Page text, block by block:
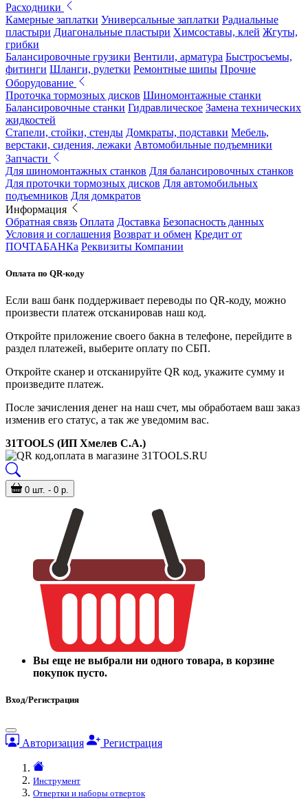
Расходники
Камерные заплатки Универсальные заплатки Радиальные
пластыри Диагональные пластыри Химсоставы, клей Жгуты,
грибки
Балансировочные грузики Вентили, арматура Быстросъемы,
фитинги Шланги, рулетки Ремонтные шипы Прочие
Оборудование
Проточка тормозных дисков Шиномонтажные станки
Балансировочные станки Гидравлическое Замена технических
жидкостей
Стапели, стойки, стенды Домкраты, подставки Мебель,
верстаки, сидения, лежаки Автомобильные подъемники
Запчасти
Для шиномонтажных станков Для балансировочных станков
Для проточки тормозных дисков Для автомобильных
подъемников Для домкратов
Информация
Обратная связь Оплата Доставка Безопасность данных
Условия и соглашения Возврат и обмен Кредит от
ПОЧТАБАНКа Реквизиты Компании
Оплата по QR-коду
Если ваш банк поддерживает переводы по QR-коду, можно
произвести платеж отсканировав наш код.
Откройте приложение своего бакна в телефоне, перейдите в
раздел платежей, выберите оплату по СБП.
Откройте сканер и отсканируйте QR код, укажите сумму и
произведите платеж.
После зачисления денег на наш счет, мы обработаем ваш заказ
изменив его статус, а так же уведомим вас.
31TOOLS (ИП Хмелев С.А.)
0 шт. - 0 р.
Вы еще не выбрали ни одного товара, в корзине
покупок пусто.
Вход/Регистрация
Авторизация Регистрация
Инструмент
Отвертки и наборы отверток